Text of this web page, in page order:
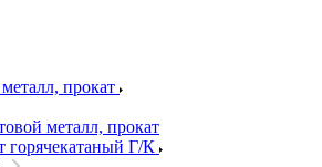
прокат
металл, прокат
горячекатаный Г/К